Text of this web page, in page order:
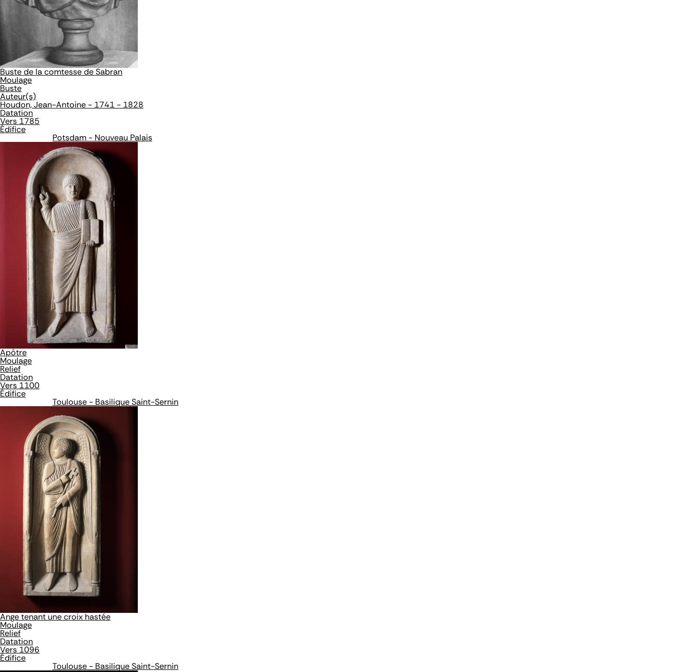
Buste de la comtesse de Sabran
Moulage
Buste
Auteur(s)
Houdon, Jean-Antoine - 1741 - 1828
Datation
Vers 1785
Édifice
Potsdam - Nouveau Palais
Apôtre
Moulage
Relief
Datation
Vers 1100
Édifice
Toulouse - Basilique Saint-Sernin
Ange tenant une croix hastée
Moulage
Relief
Datation
Vers 1096
Édifice
Toulouse - Basilique Saint-Sernin